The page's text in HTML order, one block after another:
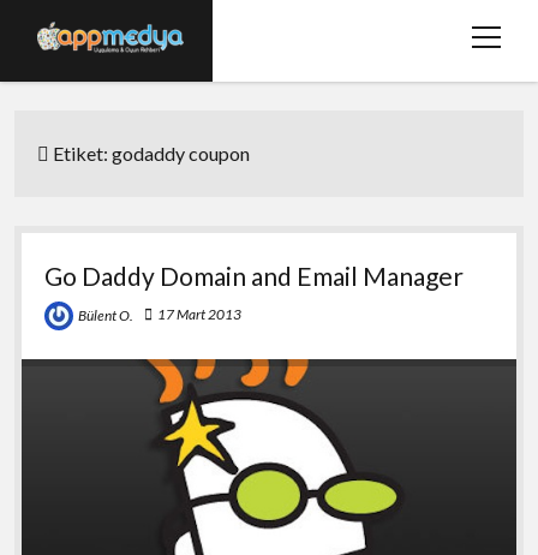
menüyü
Hakkımızda
twitterfacebook
Etiket:godaddy coupon
Go Daddy Domain and Email Manager
Bülent O. 17 Mart 2013